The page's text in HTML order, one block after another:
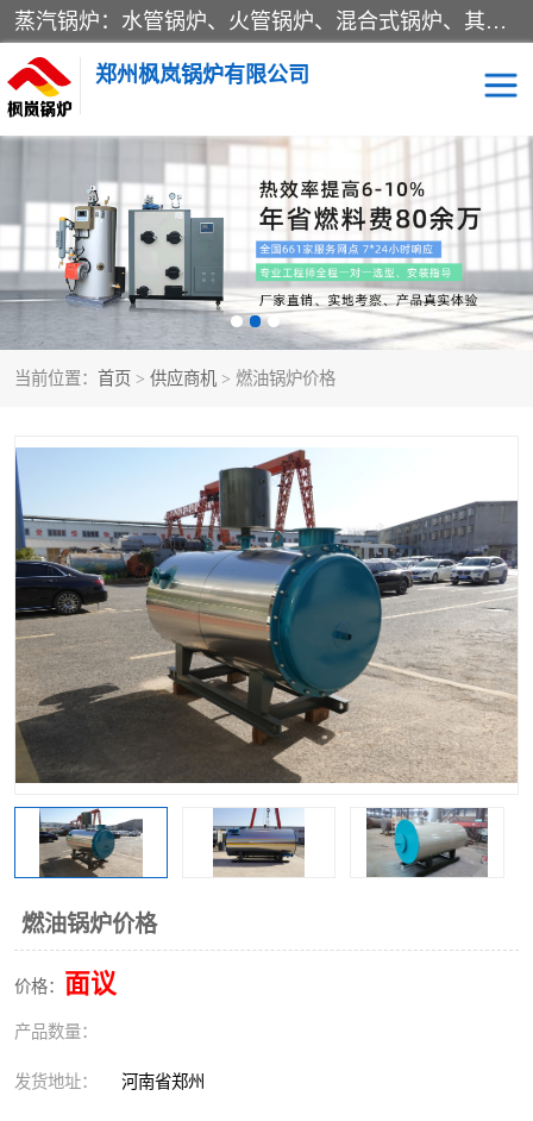
蒸汽锅炉：水管锅炉、火管锅炉、混合式锅炉、其他蒸汽锅炉； 热水锅炉：家用型集中供暖用热水锅炉、其他热水锅炉； 有机热载体锅炉； 船用蒸汽锅炉； （锅炉用辅助设备及装置）蒸汽冷凝器：表面冷凝器、混合式冷凝器、空冷式冷凝器、其他蒸汽冷凝器； 锅炉用辅助设备：节热器、蒸汽收集器、蓄能器、烟垢清除器、气体回收器、泥渣刮除器、空气预热器、其他锅炉用辅助设备；
郑州枫岚锅炉有限公司
当前位置： 首页 > 供应商机 > 燃油锅炉价格
燃油锅炉价格
价格： 面议
产品数量：
发货地址： 河南省郑州